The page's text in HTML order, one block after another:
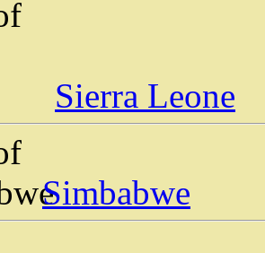
Sierra Leone
Simbabwe